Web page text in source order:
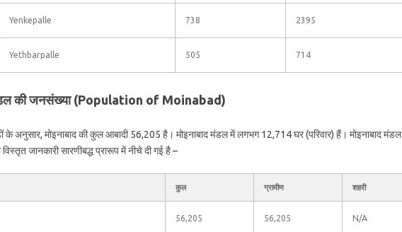
Yenkepalle 738 2395
Yethbarpalle 505 714
की जनसंख्या (Population of Moinabad)
अनुसार, मोइनाबाद की कुल आबादी 56,205 है। मोइनाबाद मंडल में लगभग 12,714 घर (परिवार) हैं। मोइनाबाद मंडल
जानकारी सारणीबद्ध प्रारूप में नीचे दी गई है –
कुल ग्रामीण शहरी
56,205 56,205 N/A